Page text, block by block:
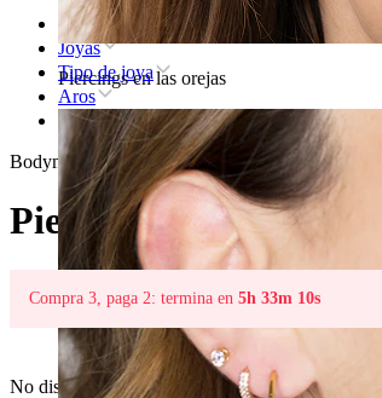
Piercings en las orejas
Inicio
Joyas
Tipo de joya
Aros
Piercing para el septum en acero
Bodymod Trend
Piercing para el
Compra 3, paga 2: termina en 5h 33m 10s
No disponible